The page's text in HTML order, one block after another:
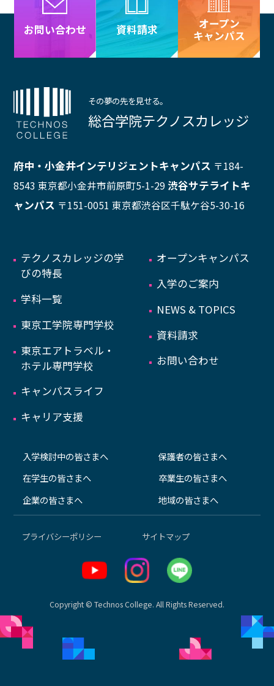
お問い合わせ 資料請求
オープン
キャンパス
その夢の先を見せる。
総合学院テクノスカレッジ
府中・小金井インテリジェントキャンパス 〒184-
8543 東京都小金井市前原町5-1-29 渋谷サテライトキ
ャンパス 〒151-0051 東京都渋谷区千駄ケ谷5-30-16
テクノスカレッジの学
びの特長
学科一覧
東京工学院専門学校
東京エアトラベル・
ホテル専門学校
キャンパスライフ
キャリア支援
オープンキャンパス
入学のご案内
NEWS & TOPICS
資料請求
お問い合わせ
入学検討中の皆さまへ
在学生の皆さまへ
企業の皆さまへ
保護者の皆さまへ
卒業生の皆さまへ
地域の皆さまへ
プライバシーポリシー サイトマップ
Copyright © Technos College. All Rights Reserved.